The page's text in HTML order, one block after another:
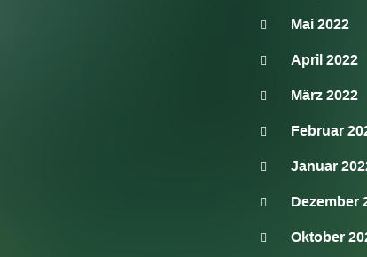
Mai 2022
April 2022
März 2022
Februar
Januar
Dezember
Oktober